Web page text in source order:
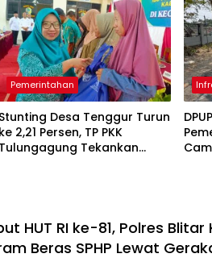
Pemerintahan
Stunting Desa Tenggur Turun
ke 2,21 Persen, TP PKK
Tulungagung Tekankan
HUT RI ke-81, Polres
Beras SPHP Lewat